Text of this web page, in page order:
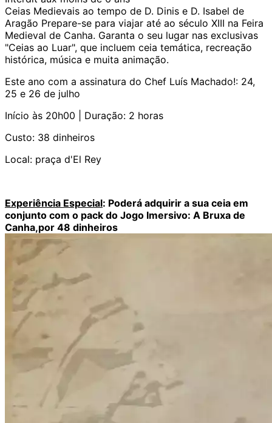
Ceias Medievais ao tempo de D. Dinis e D. Isabel de
Aragão Prepare-se para viajar até ao século XIII na Feira
Medieval de Canha. Garanta o seu lugar nas exclusivas
"Ceias ao Luar", que incluem ceia temática, recreação
histórica, música e muita animação.
Este ano com a assinatura do Chef Luís Machado!: 24,
25 e 26 de julho
Início às 20h00 | Duração: 2 horas
Custo: 38 dinheiros
Local: praça d'El Rey
Experiência Especial: Poderá adquirir a sua ceia em
conjunto com o pack do Jogo Imersivo: A Bruxa de
Canha,por 48 dinheiros